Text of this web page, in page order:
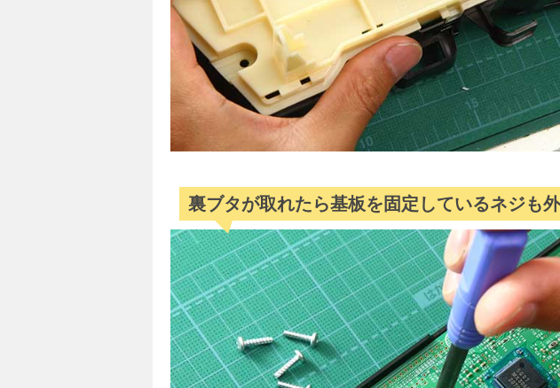
裏ブタが取れたら基板を固定しているネジも